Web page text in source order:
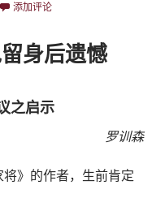
添加评论
身后遗憾
之启示
罗训森
》的作者，生前肯定